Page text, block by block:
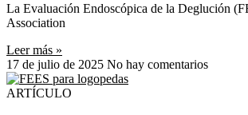
La Evaluación Endoscópica de la Deglución
Association
Leer más »
17 de julio de 2025 No hay comentarios
ARTÍCULO